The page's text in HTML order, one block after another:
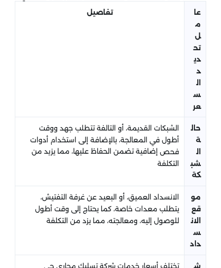
عا
م
ل
تح
دي
د
ال
س
عر
تفاصيل
حال
ة
ال
شب
كة
الشبكات القديمة، أو التالفة تتطلب جهد ووقت
أطول في المعالجة، بالإضافة إلى استخدام أدوات
فحص إضافية تضمن الحفاظ عليها، مما يزيد من
التكلفة
مو
قع
الان
س
داد
الانسداد العميق، أو البعيد عن غرفة التفتيش،
يتطلب معدات خاصة، كما يحتاج إلى وقت أطول
للوصول إليه، ومعالجته، مما يزد من التكلفة
ش تختلف أسعار خدمات شركة تسليك مجاري حي